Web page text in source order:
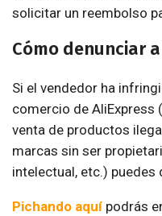
solicitar un reembolso
Cómo denunciar
Si el vendedor ha
comercio de
venta de productos
marcas sin ser
intelectual, etc.)
Pichando aquí podrás